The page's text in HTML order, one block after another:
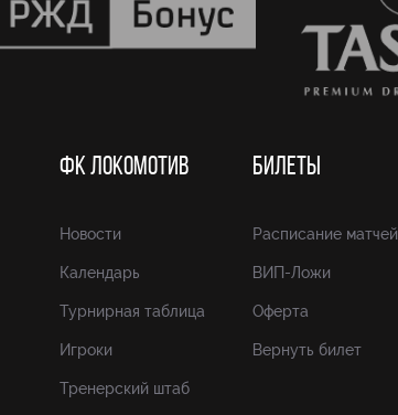
ФК ЛОКОМОТИВ
Новости
Календарь
Турнирная таблица
Игроки
Тренерский штаб
БИЛЕТЫ
Расписание матчей
ВИП-Ложи
Оферта
Вернуть билет